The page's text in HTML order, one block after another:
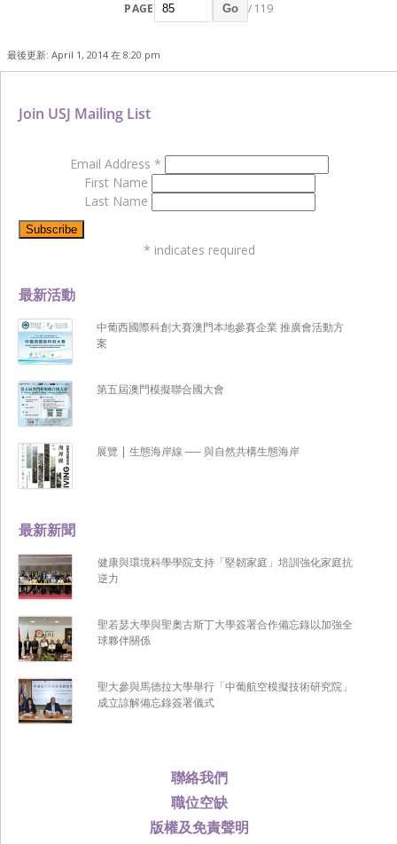
PAGE Go / 119
最後更新: April 1, 2014 在 8:20 pm
聯絡我們
職位空缺
版權及免責聲明
最新新聞
健康與環境科學學院支持「堅韌家庭」培訓強化家庭抗
逆力
聖若瑟大學與聖奧古斯丁大學簽署合作備忘錄以加強全
球夥伴關係
聖大參與馬德拉大學舉行「中葡航空模擬技術研究院」
成立諒解備忘錄簽署儀式
最新活動
中葡西國際科創大賽澳門本地參賽企業 推廣會活動方
案
第五屆澳門模擬聯合國大會
展覽 | 生態海岸線 ── 與自然共構生態海岸
Join USJ Mailing List
Email Address *
First Name
Last Name
* indicates required